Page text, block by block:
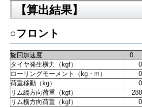
【算出結果】
○フロント
旋回加速度
0
タイヤ発生横力（kgf）
0
ローリングモーメント（kg・m）
0
荷重移動（kg）
0
リム縦方向荷重（kgf）
288
リム横方向荷重（kgf）
0